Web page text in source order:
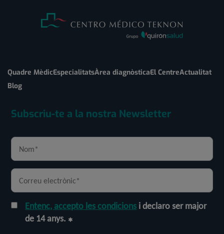
Quadre MèdicEspecialitatsÀrea diagnòsticaEl CentreActualitat
Blog
Subscriu-te a la nostra Newsletter
Entenc, accepto les condicions i declaro ser major
de 14 anys.